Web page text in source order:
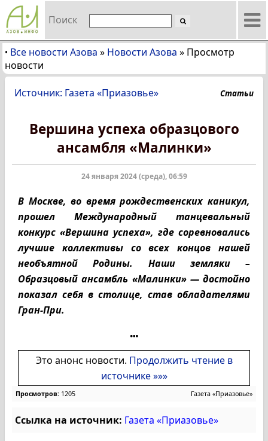
Поиск
• Все новости Азова » Новости Азова » Просмотр
новости
Источник: Газета «Приазовье» Статьи
Вершина успеха образцового
ансамбля «Малинки»
24 января 2024 (среда), 06:59
В Москве, во время рождественских каникул,
прошел Международный танцевальный
конкурс «Вершина успеха», где соревновались
лучшие коллективы со всех концов нашей
необъятной Родины. Наши земляки –
Образцовый ансамбль «Малинки» — достойно
показал себя в столице, став обладателями
Гран-При.
Это анонс новости. Продолжить чтение в
источнике »»»
Просмотров: 1205 Газета «Приазовье»
Ссылка на источник: Газета «Приазовье»